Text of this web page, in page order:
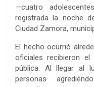
—cuatro
registrada la noche
Ciudad Zamora,
El hecho ocurrió
oficiales recibieron
pública. Al llegar al
personas